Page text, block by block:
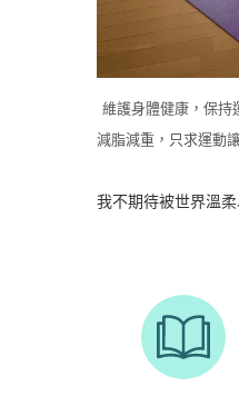
維護身體健康，保持
減脂減重，只求運動
我不期待被世界溫